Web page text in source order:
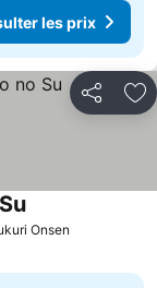
les prix
Partager
Onsen
Consulter les